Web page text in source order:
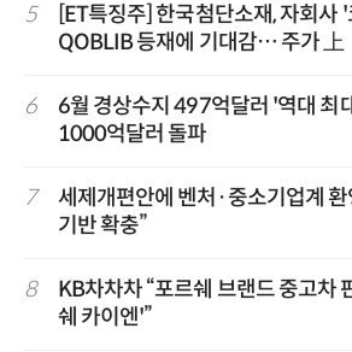
5
[ET특징주] 한국첨단소재, 자회사
QOBLIB 등재에 기대감… 주가 上
6
6월 경상수지 497억달러 '역대
1000억달러 돌파
7
세제개편안에 벤처·중소기업계
기반 확충”
8
KB차차차 “포르쉐 브랜드 중고차
쉐 카이엔'”